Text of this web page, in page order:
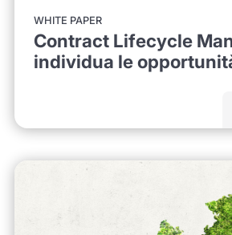
WHITE PAPER
Contract Lifecycle
individua le